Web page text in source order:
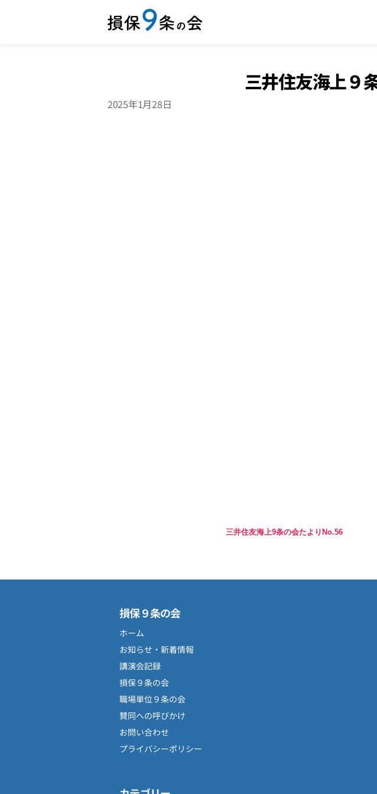
三井住友海上９
2025年1月28日
三井住友海上9条の会たよりNo.56
損保９条の会
ホーム
お知らせ・新着情報
講演会記録
損保９条の会
職場単位９条の会
賛同への呼びかけ
お問い合わせ
プライバシーポリシー